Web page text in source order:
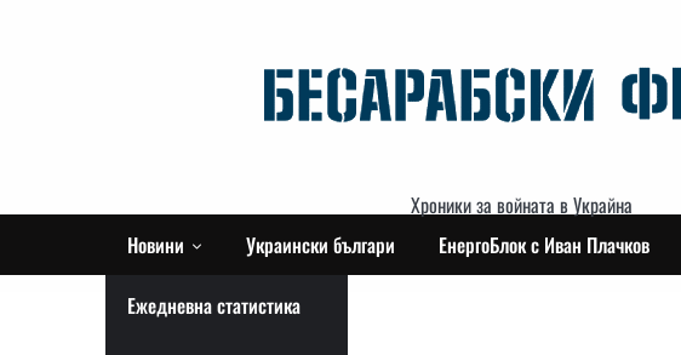
Хроники за войната в Украйна
Новини
Ежедневна статистика
Украински българи ЕнергоБлок с Иван Плачков